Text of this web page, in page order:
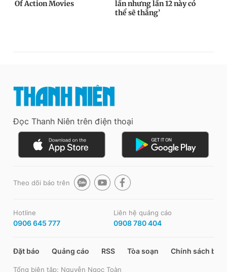
Đọc Thanh Niên trên điện thoại
Theo dõi báo trên
Hotline
0906 645 777
Liên hệ quảng cáo
0908 780 404
Đặt báo Quảng cáo RSS Tòa soạn Chính sách bảo
Tổng biên tập: Nguyễn Ngọc Toàn